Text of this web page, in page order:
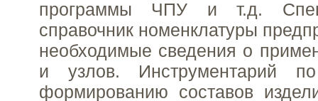
программы ЧПУ и т.д.
справочник номенклатуры
необходимые сведения о
и узлов. Инструментарий
формированию составов